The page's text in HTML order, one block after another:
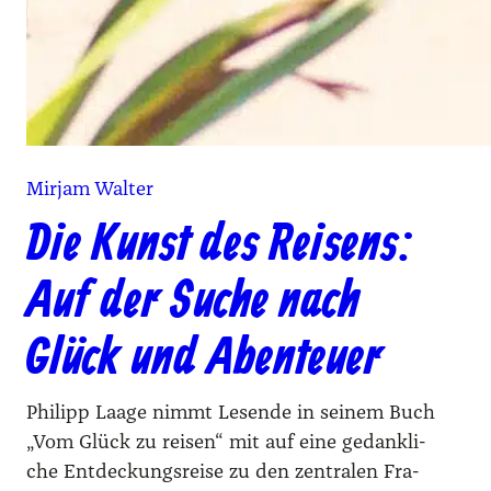
Mirjam Walter
Die Kunst des Reisens:
Auf der Suche nach
Glück und Abenteuer
Phil­ipp Laa­ge nimmt Lesen­de in sei­nem Buch
„Vom Glück zu rei­sen“ mit auf eine gedank­li­
che Ent­de­ckungs­rei­se zu den zen­tra­len Fra­